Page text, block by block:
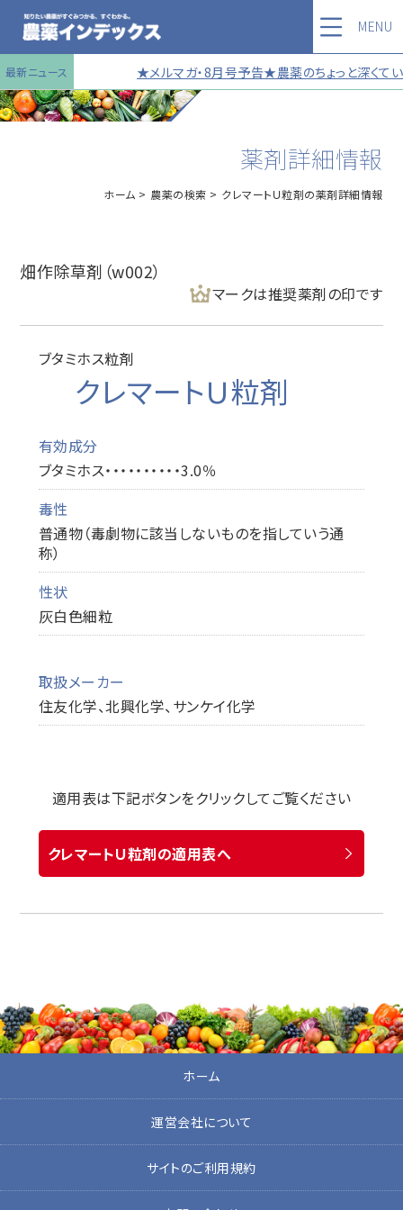
最新ニュース ★メルマガ・8月号予告★農薬のちょっと深
MENU
薬剤詳細情報
ホーム 農薬の検索 クレマートＵ粒剤の薬剤詳細情報
畑作除草剤（w002）
マークは推奨薬剤の印です
ブタミホス粒剤
クレマートＵ粒剤
有効成分
ブタミホス・・・・・・・・・・3.0％
毒性
普通物（毒劇物に該当しないものを指していう通
称）
性状
灰白色細粒
取扱メーカー
住友化学、北興化学、サンケイ化学
適用表は下記ボタンをクリックしてご覧ください
クレマートＵ粒剤の適用表へ
ホーム
運営会社について
サイトのご利用規約